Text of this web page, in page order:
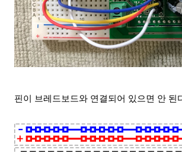
핀이 브레드보드와 연결되어 있으면 안 된